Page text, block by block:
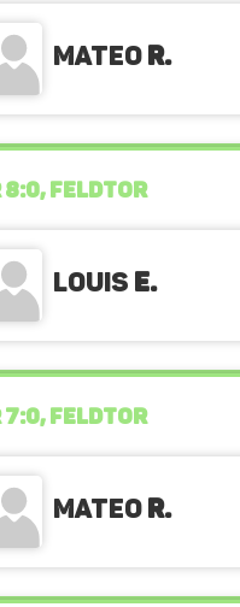
MateoR.
8:0, FELDTOR
Louis E.
7:0, FELDTOR
MateoR.